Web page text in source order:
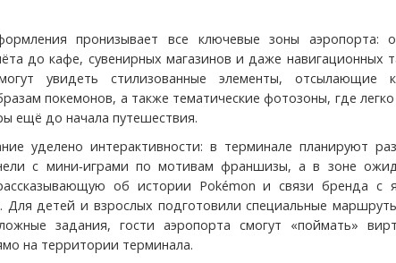
пронизывает все ключевые зоны аэропорта:
до кафе, сувенирных магазинов и даже навигационных
увидеть стилизованные элементы, отсылающие
покемонов, а также тематические фотозоны, где легко
ещё до начала путешествия.
уделено интерактивности: в терминале планируют
с мини‑играми по мотивам франшизы, а в зоне
об истории Pokémon и связи бренда с
Для детей и взрослых подготовили специальные
задания, гости аэропорта смогут «поймать»
на территории терминала.